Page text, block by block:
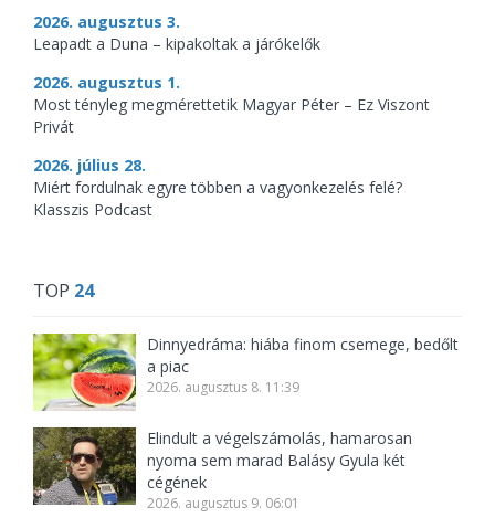
2026. augusztus 3.
Leapadt a Duna – kipakoltak a járókelők
2026. augusztus 1.
Most tényleg megmérettetik Magyar Péter – Ez Viszont
Privát
2026. július 28.
Miért fordulnak egyre többen a vagyonkezelés felé?
Klasszis Podcast
TOP 24
Dinnyedráma: hiába finom csemege, bedőlt
a piac
2026. augusztus 8. 11:39
Elindult a végelszámolás, hamarosan
nyoma sem marad Balásy Gyula két
cégének
2026. augusztus 9. 06:01